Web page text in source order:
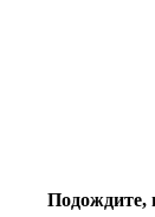
Подождите,